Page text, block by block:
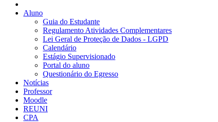
Aluno
Guia do Estudante
Regulamento Atividades Complementares
Lei Geral de Proteção de Dados - LGPD
Calendário
Estágio Supervisionado
Portal do aluno
Questionário do Egresso
Notícias
Professor
Moodle
REUNI
CPA